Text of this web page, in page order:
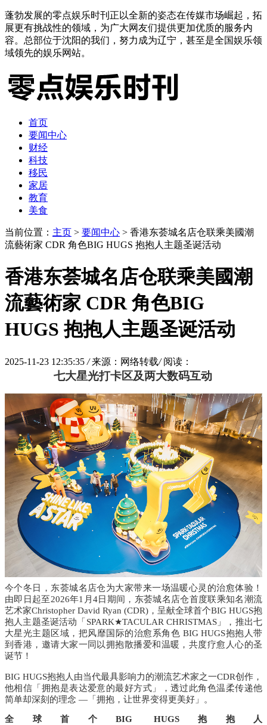
蓬勃发展的零点娱乐时刊正以全新的姿态在传媒市场崛起，拓
展更有挑战性的领域，为广大网友们提供更加优质的服务内
容。总部位于沈阳的我们，努力成为辽宁，甚至是全国娱乐领
域领先的娱乐网站。
首页
要闻中心
财经
科技
移民
家居
教育
美食
当前位置： 主页 > 要闻中心 > 香港东荟城名店仓联乘美國潮
流藝術家 CDR 角色BIG HUGS 抱抱人主题圣诞活动
香港东荟城名店仓联乘美國潮
流藝術家 CDR 角色BIG
HUGS 抱抱人主题圣诞活动
2025-11-23 12:35:35 / 来源：网络转载/ 阅读：
七大星光打卡区及两大数码互动
今个冬日， 东荟城名店仓为大家带来一场温暖心灵的治愈体验！
由即日起至2026年1月4日期间， 东荟城名店仓首度联乘知名潮流
艺术家Christopher David Ryan (CDR)，呈献全球首个BIG HUGS抱
抱人主题圣诞活动 「SPARK★TACULAR CHRISTMAS」
，推出七
大星光主题区域，把风靡国际的治愈系角色 BIG HUGS抱抱人带
到香港，邀请大家一同以拥抱散播爱和温暖，共度疗愈人心的圣
诞节！
BIG HUGS抱抱人由当代最具影响力的潮流艺术家之一CDR创作，
他相信「拥抱是表达爱意的最好方式」，透过此角色温柔传递他
简单却深刻的理念 —「拥抱，让世界变得更美好」。
全球首个 BIG HUGS抱抱人